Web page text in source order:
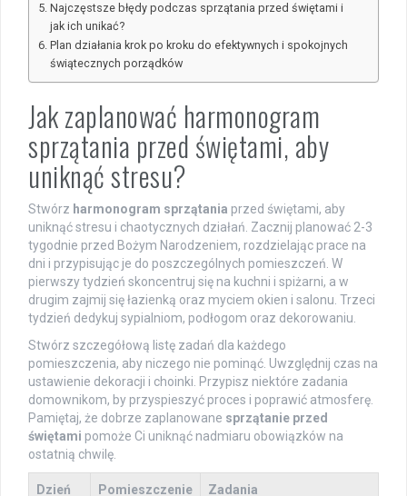
Najczęstsze błędy podczas sprzątania przed świętami i
jak ich unikać?
Plan działania krok po kroku do efektywnych i spokojnych
świątecznych porządków
Jak zaplanować harmonogram
sprzątania przed świętami, aby
uniknąć stresu?
Stwórz harmonogram sprzątania przed świętami, aby
uniknąć stresu i chaotycznych działań. Zacznij planować 2-3
tygodnie przed Bożym Narodzeniem, rozdzielając prace na
dni i przypisując je do poszczególnych pomieszczeń. W
pierwszy tydzień skoncentruj się na kuchni i spiżarni, a w
drugim zajmij się łazienką oraz myciem okien i salonu. Trzeci
tydzień dedykuj sypialniom, podłogom oraz dekorowaniu.
Stwórz szczegółową listę zadań dla każdego
pomieszczenia, aby niczego nie pominąć. Uwzględnij czas na
ustawienie dekoracji i choinki. Przypisz niektóre zadania
domownikom, by przyspieszyć proces i poprawić atmosferę.
Pamiętaj, że dobrze zaplanowane sprzątanie przed
świętami pomoże Ci uniknąć nadmiaru obowiązków na
ostatnią chwilę.
Dzień Pomieszczenie Zadania